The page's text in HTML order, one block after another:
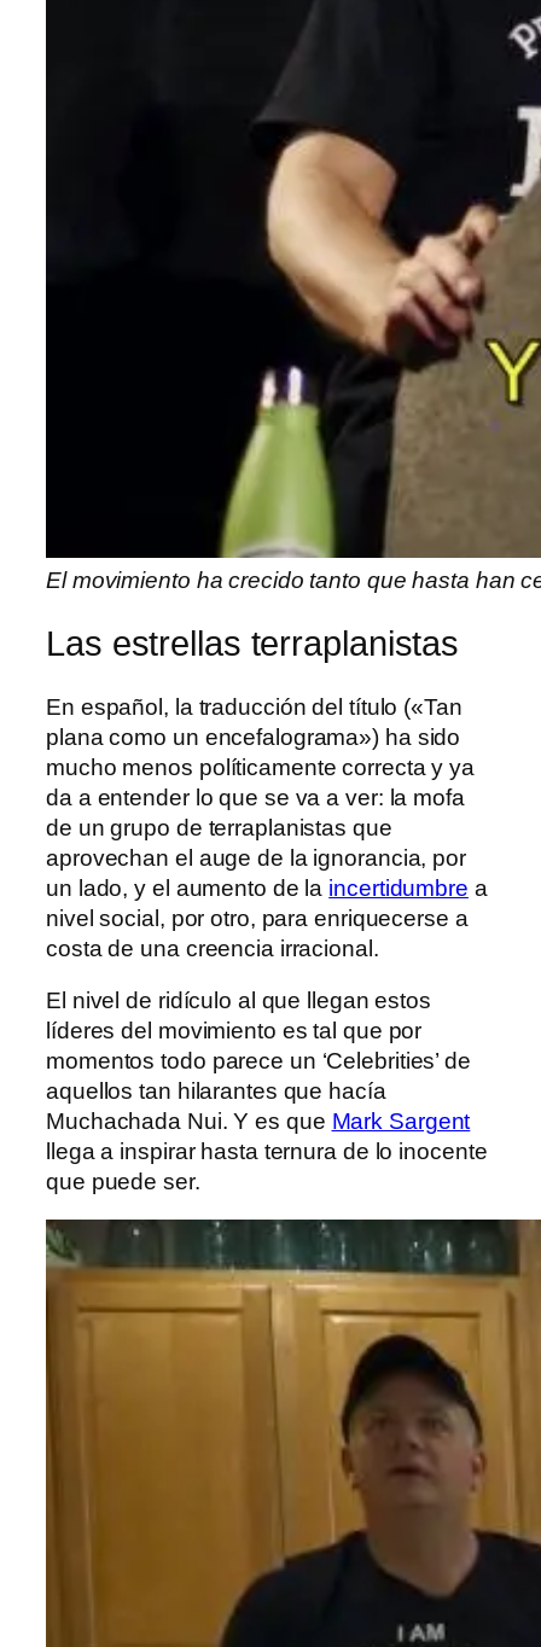
El movimiento ha crecido tanto que hasta han
Las estrellas terraplanistas
En español, la traducción del título («Tan
plana como un encefalograma») ha sido
mucho menos políticamente correcta y ya
da a entender lo que se va a ver: la mofa
de un grupo de terraplanistas que
aprovechan el auge de la ignorancia, por
un lado, y el aumento de la incertidumbre a
nivel social, por otro, para enriquecerse a
costa de una creencia irracional.
El nivel de ridículo al que llegan estos
líderes del movimiento es tal que por
momentos todo parece un ‘Celebrities’ de
aquellos tan hilarantes que hacía
Muchachada Nui. Y es que Mark Sargent
llega a inspirar hasta ternura de lo inocente
que puede ser.